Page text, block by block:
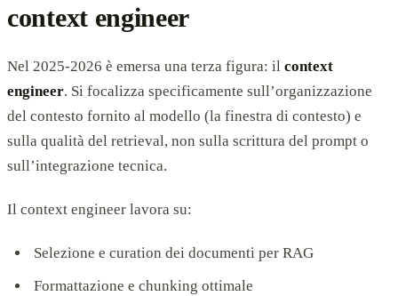
context engineer
Nel 2025-2026 è emersa una terza figura: il context
engineer. Si focalizza specificamente sull’organizzazione
del contesto fornito al modello (la finestra di contesto) e
sulla qualità del retrieval, non sulla scrittura del prompt o
sull’integrazione tecnica.
Il context engineer lavora su:
Selezione e curation dei documenti per RAG
Formattazione e chunking ottimale